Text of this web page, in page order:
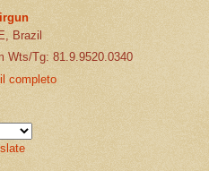
Brazil
Wts/Tg: 81.9.9520.0340
completo